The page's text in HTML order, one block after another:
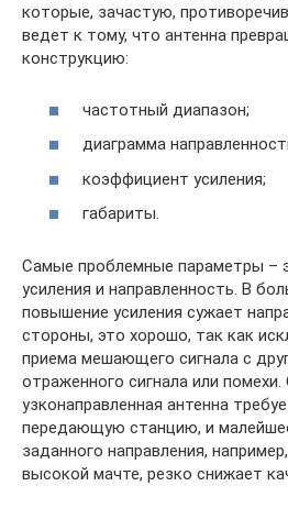
которые, зачастую,
ведет к тому, что антенна
конструкцию:
частотный диапазон;
диаграмма
коэффициент усиления;
габариты.
Самые проблемные параметры –
усиления и направленность. В
повышение усиления сужает
стороны, это хорошо, так как
приема мешающего сигнала с
отраженного сигнала или
узконаправленная антенна
передающую станцию, и
заданного направления,
высокой мачте, резко снижает